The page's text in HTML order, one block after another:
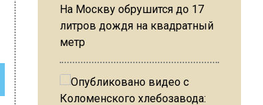
На Москву обрушится до 17
литров дождя на квадратный
метр